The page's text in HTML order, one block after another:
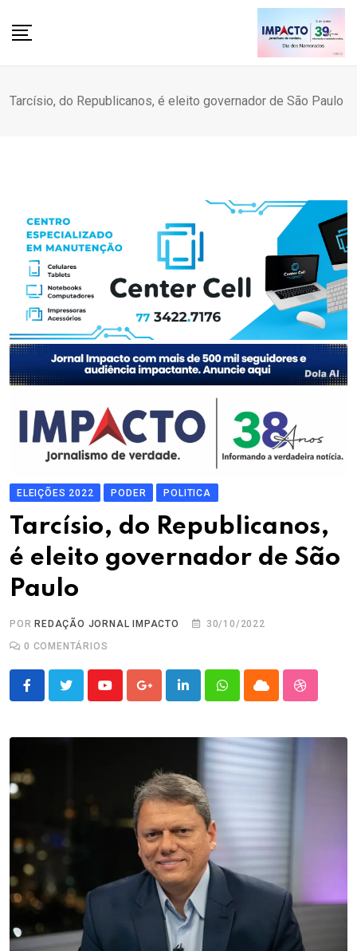
Tarcísio, do Republicanos, é eleito governador de São Paulo
ELEIÇÕES 2022 PODER POLITICA
Tarcísio, do Republicanos,
é eleito governador de São
Paulo
POR REDAÇÃO JORNAL IMPACTO
30/10/2022
0 COMENTÁRIOS
YoutubeGoogle+LinkedInWhatsappCloud